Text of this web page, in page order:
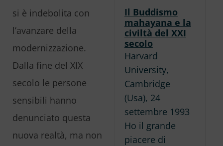
si è indebolita con
l’avanzare della
modernizzazione.
Dalla fine del XIX
secolo le persone
sensibili hanno
denunciato questa
nuova realtà, ma non
Il Buddismo
mahayana e la
civiltà del XXI
secolo
Harvard
University,
Cambridge
(Usa), 24
settembre 1993
Ho il grande
piacere di